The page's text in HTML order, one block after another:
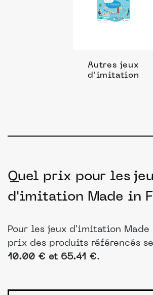
Autres jeux
d'imitation
Quel prix pour les
d'imitation Made in
Pour les jeux d'imitation Made
prix des produits référencés
10.00 € et 65.41 €.